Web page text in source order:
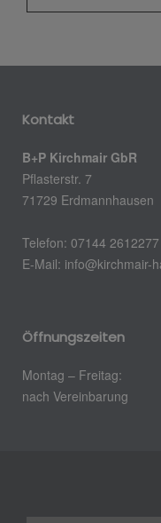
Kontakt
B+P Kirchmair GbR
Pflasterstr. 7
71729 Erdmannhausen
Telefon: 07144 2612277
E-Mail: info@kirchmair-
Öffnungszeiten
Montag – Freitag:
nach Vereinbarung